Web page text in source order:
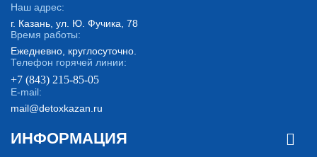
Наш адрес:
г. Казань, ул. Ю. Фучика, 78
Время работы:
Ежедневно, круглосуточно.
Телефон горячей линии:
+7 (843) 215-85-05
E-mail:
mail@detoxkazan.ru
ИНФОРМАЦИЯ